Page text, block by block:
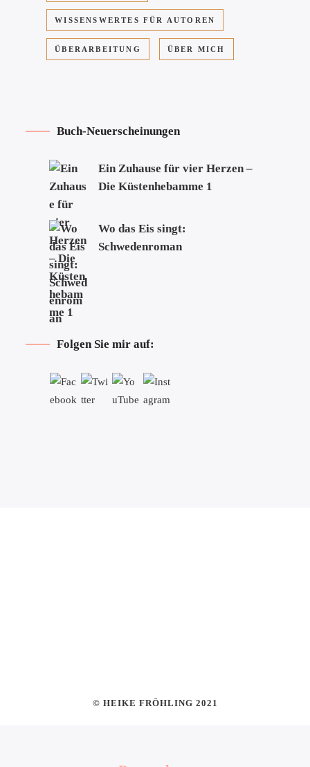
WISSENSWERTES FÜR AUTOREN
ÜBERARBEITUNG ÜBER MICH
Buch-Neuerscheinungen
Ein Zuhause für vier Herzen –
Die Küstenhebamme 1
Wo das Eis singt:
Schwedenroman
Folgen Sie mir auf:
© HEIKE FRÖHLING 2021